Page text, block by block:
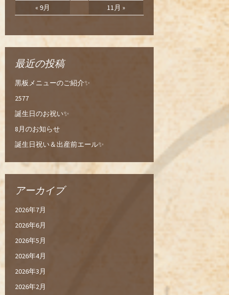
« 9月 11月 »
最近の投稿
黒板メニューのご紹介✨
2577
誕生日のお祝い✨
8月のお知らせ
誕生日祝い＆出産前エール✨
アーカイブ
2026年7月
2026年6月
2026年5月
2026年4月
2026年3月
2026年2月